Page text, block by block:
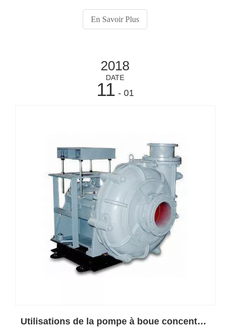
bassins de décantation ou des bassins de résidus.
En Savoir Plus
2018
DATE
11 - 01
Utilisations de la pompe à boue concentrée de diamant